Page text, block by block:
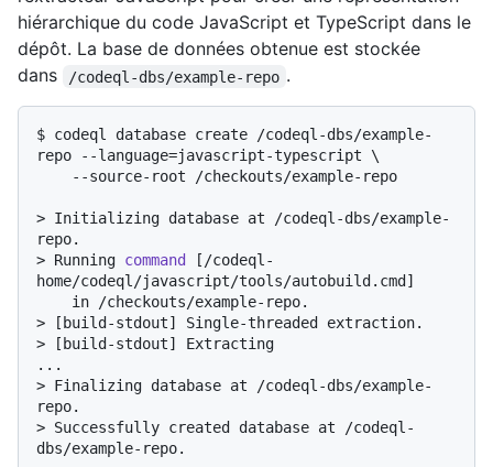
hiérarchique du code JavaScript et TypeScript dans le
dépôt. La base de données obtenue est stockée
dans
/codeql-dbs/example-repo .
$ codeql database create /codeql-dbs/example-
repo --language=javascript-typescript \
    --source-root /checkouts/example-repo
> Initializing database at /codeql-dbs/example-
repo.
> Running command
[/codeql-
home/codeql/javascript/tools/autobuild.cmd]
>
[build-stdout] Single-threaded extraction.
>
[build-stdout] Extracting
> Finalizing database at /codeql-dbs/example-
repo.
> Successfully created database at /codeql-
dbs/example-repo.